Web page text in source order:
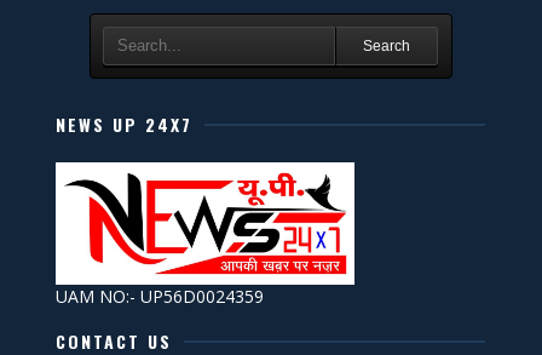
Search
NEWS UP 24X7
UAM NO:- UP56D0024359
CONTACT US